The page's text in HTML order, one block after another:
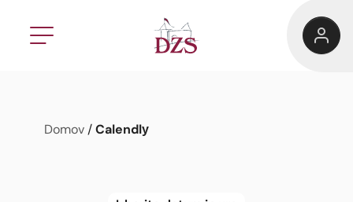
Domov / Calendly